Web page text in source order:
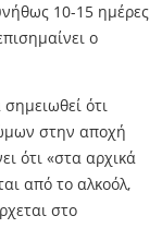
10-15 ημέρες
ο
ότι
στην αποχή
ότι «στα αρχικά
από το αλκοόλ,
στο